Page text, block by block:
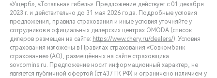
«Ущерб», «Тотальная гибель». Предложение действует с 01 декабря
2023 г. и действительно до 31 мая 2026 года. Подробные условия
предложения, правила страхования и иные условия уточняйте у
сотрудников в официальных дилерских центрах OMODA (список
дилеров размещен на сайте: https://www.chery.ru/dealers/). Условия
страхования изложены в Правилах страхования «Совкомбанк
страхование» (АО), размещённых на сайте страховщика
sovcomins.ru. Предложение носит информационный характер, не
является публичной офертой (ст.437 ГК РФ) и ограничено наличием у